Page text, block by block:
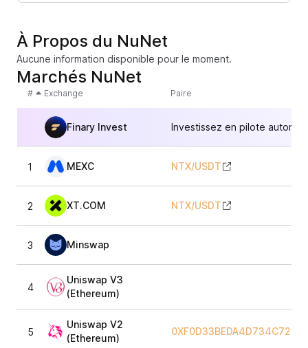
À Propos du NuNet
Aucune information disponible pour le moment.
Marchés NuNet
# Exchange Paire
Finary Invest Investissez en pilote
1 MEXC NTX/USDT
2 XT.COM NTX/USDT
3 Minswap
4
Uniswap V3
(Ethereum)
5
Uniswap V2
(Ethereum)